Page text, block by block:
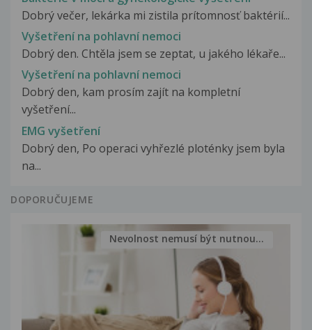
Dobrý večer, lekárka mi zistila prítomnosť baktérií...
Vyšetření na pohlavní nemoci
Dobrý den. Chtěla jsem se zeptat, u jakého lékaře...
Vyšetření na pohlavní nemoci
Dobrý den, kam prosím zajít na kompletní
vyšetření...
EMG vyšetření
Dobrý den, Po operaci vyhřezlé ploténky jsem byla
na...
DOPORUČUJEME
Nevolnost nemusí být nutnou...